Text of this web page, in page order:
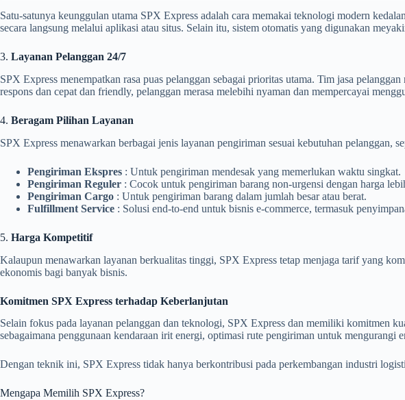
Satu-satunya keunggulan utama SPX Express adalah cara memakai teknologi modern
secara langsung melalui aplikasi atau situs. Selain itu, sistem otomatis yang digunakan
3. Layanan Pelanggan 24/7
SPX Express menempatkan rasa puas pelanggan sebagai prioritas utama. Tim jasa
respons dan cepat dan friendly, pelanggan merasa melebihi nyaman dan mempercayai
4. Beragam Pilihan Layanan
SPX Express menawarkan berbagai jenis layanan pengiriman sesuai kebutuhan pelanggan,
Pengiriman Ekspres : Untuk pengiriman mendesak yang memerlukan waktu singkat.
Pengiriman Reguler : Cocok untuk pengiriman barang non-urgensi dengan harga
Pengiriman Cargo : Untuk pengiriman barang dalam jumlah besar atau berat.
Fulfillment Service : Solusi end-to-end untuk bisnis e-commerce, termasuk
5. Harga Kompetitif
Kalaupun menawarkan layanan berkualitas tinggi, SPX Express tetap menjaga tarif yang
ekonomis bagi banyak bisnis.
Komitmen SPX Express terhadap Keberlanjutan
Selain fokus pada layanan pelanggan dan teknologi, SPX Express dan memiliki komitmen
sebagaimana penggunaan kendaraan irit energi, optimasi rute pengiriman untuk mengurangi
Dengan teknik ini, SPX Express tidak hanya berkontribusi pada perkembangan industri
Mengapa Memilih SPX Express?